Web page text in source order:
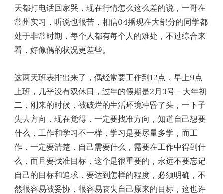
天都打电话回家哭，现在行情怎么这么差的说，一哥在
常州实习，听说也很苦，相信04播现在大部分的同学都
处于非常时期，每个人都有每个人的难处，不过综合来
看，好像偶的状况更差些。
这两天班表排出来了，偶经常要工作到12点，早上9点
上班，几乎没有双休日，过年的假期是2月3号－大年初
二，刚来的时候，被破烂的生活环境冲昏了头，一下子
失去方向，现在觉得，一定要找准方向，知道自己想要
什么，工作和学习不一样，学习是要尽量多学，而工
作，一定要清楚，自己需要什么，需要在工作中得到什
么，而且要找准目标，这个是很重要的，永远不要忘记
自己的目标和追求，要达到怎样的程度，必须明确，不
然很容易被妥协，很容易丧失自己原来的目标，这也许